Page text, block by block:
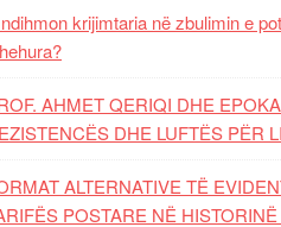
krijimtaria në zbulimin e
AHMET QERIQI DHE
DHE LUFTЁS PЁR
ALTERNATIVE TË
POSTARE NË